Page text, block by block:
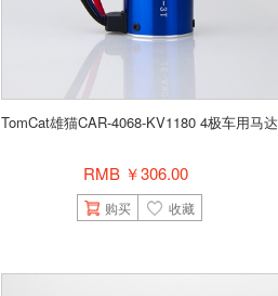
TomCat雄猫CAR-4068-KV1180 4极车用马达
RMB ￥306.00
购买 收藏